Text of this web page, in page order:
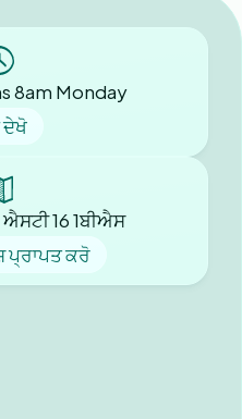
8am Monday
ਦੇਖੋ
16 1ਬੀਐਸ
ਪ੍ਰਾਪਤ ਕਰੋ